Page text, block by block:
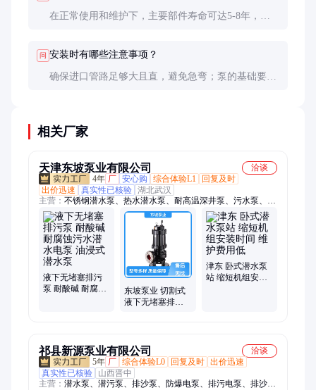
在正常使用和维护下，主要部件寿命可达5-8年，易
问 安装时有哪些注意事项？
确保进口管路足够大且直，避免急弯；泵的基础要稳
相关厂家
天津东坡泵业有限公司
洽谈
4年 厂 安心购 综合体验L1
回复及时
出价迅速
真实性已核验 湖北武汉
主营： 不锈钢潜水泵、热水潜水泵、耐高温深井泵、污水泵、潜
水轴流泵、大流量潜水泵、矿用潜水泵
液下无堵塞排污
泵 耐酸碱 耐腐蚀
东坡泵业 切割式
液下无堵塞排污
津东 卧式潜水泵
站 缩短机组安装
祁县新源泵业有限公司
洽谈
5年 厂 综合体验L0 回复及时 出价迅速
真实性已核验
山西晋中
主营： 潜水泵、潜污泵、排沙泵、防爆电泵、排污电泵、排沙电